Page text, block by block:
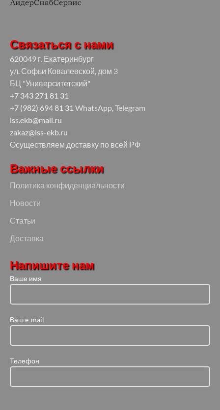
Связаться с нами
620049 г. Екатеринбург
ул. Софьи Ковалевской, дом 3
БЦ "Университетский"
+7 343 271 81 31
+7 (982) 694 81 31 WhatsApp, Telegram
lss.ekb@mail.ru
zakaz@lss-ekb.ru
Осуществляем доставку по всей РФ
Важные ссылки
Политика конфиденциальности
Новости
Статьи
Доставка
Напишите нам
Ваше имя
Ваш e-mail
Телефон